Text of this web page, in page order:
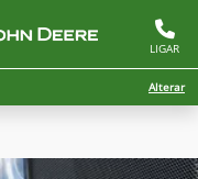
LIGAR
Alterar